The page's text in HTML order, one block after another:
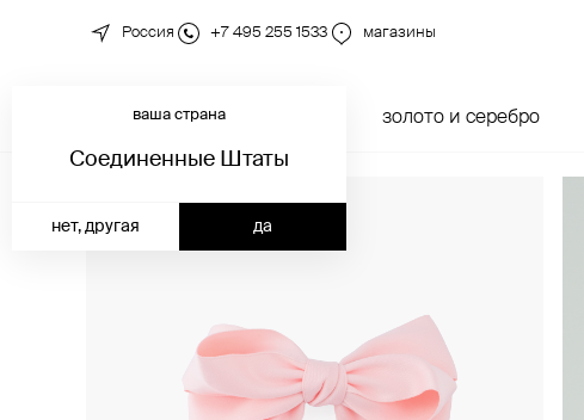
Россия +7 495 255 1533 магазины
новинки золото и серебро
ваша страна
Соединенные Штаты
да
нет, другая